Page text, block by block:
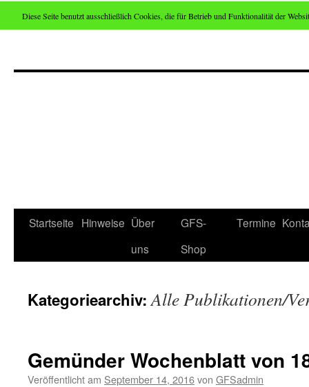
Zum
Inhalt
Startseite Hinweise Über
uns
GFS-
Shop
Termine
Kategoriearchiv:Alle Publikationen/
Gemünder Wochenblatt von
Veröffentlicht am September 14, 2016von GFSadmin
Diese Seite benutzt ausschließlich Cookies, die für Betrieb und Funktionalität der